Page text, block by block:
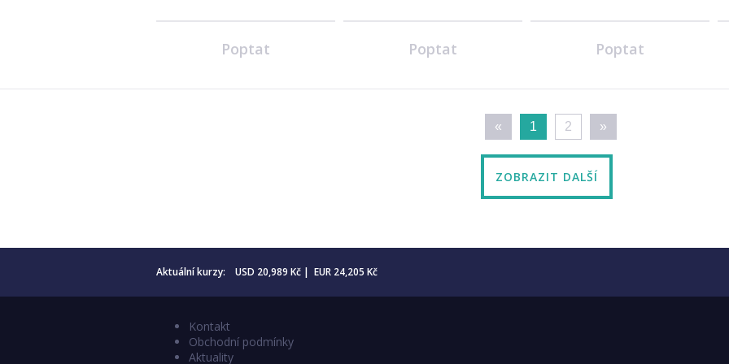
Poptat Poptat Poptat
« 1 2 »
ZOBRAZIT DALŠÍ
Aktuální kurzy: USD 20,989 Kč | EUR 24,205 Kč
Kontakt
Obchodní podmínky
Aktuality